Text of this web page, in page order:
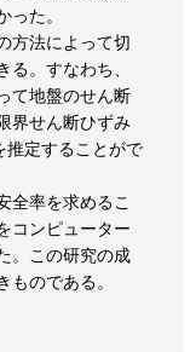
った。
方法によって切
る。すなわち、
て地盤のせん断
界せん断ひずみ
推定することがで
全率を求めるこ
コンピューター
。この研究の成
のである。